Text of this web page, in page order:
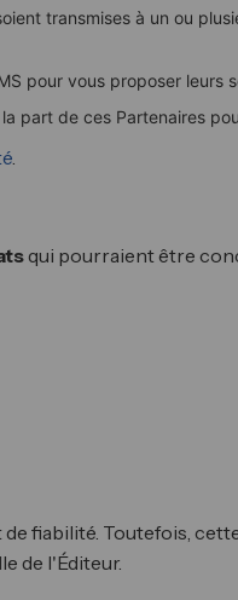
transmises à un ou
pour vous proposer leurs
part de ces Partenaires
.
qui pourraient être
fiabilité. Toutefois,
de l'Éditeur.